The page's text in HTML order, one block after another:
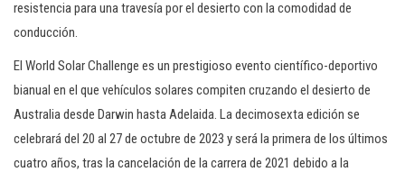
resistencia para una travesía por el desierto con la comodidad de
conducción.
El World Solar Challenge es un prestigioso evento científico-deportivo
bianual en el que vehículos solares compiten cruzando el desierto de
Australia desde Darwin hasta Adelaida. La decimosexta edición se
celebrará del 20 al 27 de octubre de 2023 y será la primera de los últimos
cuatro años, tras la cancelación de la carrera de 2021 debido a la